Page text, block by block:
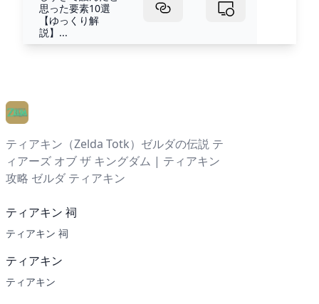
思った要素10選
【ゆっくり解
説】...
ティアキン（Zelda Totk）ゼルダの伝説 テ
ィアーズ オブ ザ キングダム | ティアキン
攻略 ゼルダ ティアキン
ティアキン 祠
ティアキン 祠
ティアキン
ティアキン